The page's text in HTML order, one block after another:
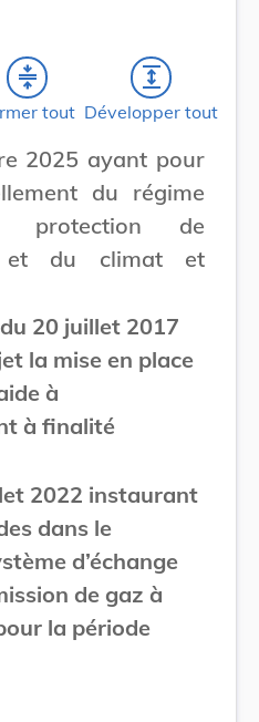
compress
tout
expand
Développer tout
2025 ayant pour
du régime
protection de
et du climat et
20 juillet 2017
la mise en place
à
à finalité
2022 instaurant
dans le
d’échange
de gaz à
la période